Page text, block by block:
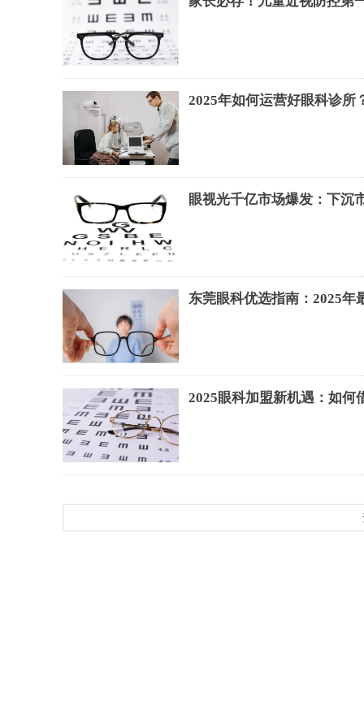
2025年如何运营好眼科诊所
眼视光千亿市场爆发：下沉
东莞眼科优选指南：2025年
2025眼科加盟新机遇：如何